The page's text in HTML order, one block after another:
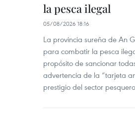
la pesca ilegal
05/08/2026 18:16
La provincia sureña de An
para combatir la pesca
propósito de sancionar
advertencia de la “tarjeta
prestigio del sector